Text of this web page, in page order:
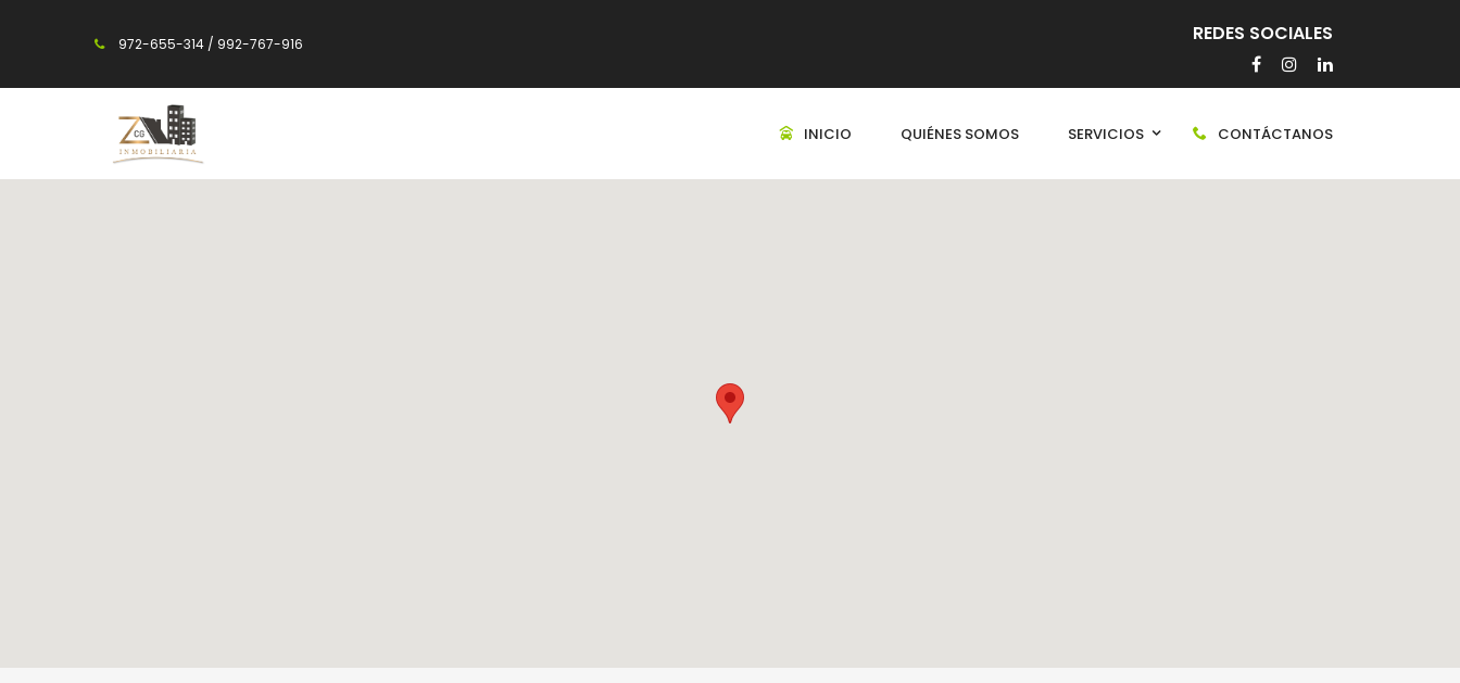
972-655-314 / 992-767-916 REDES SOCIALES
INICIO QUIÉNES SOMOS SERVICIOS CONTÁCTANOS